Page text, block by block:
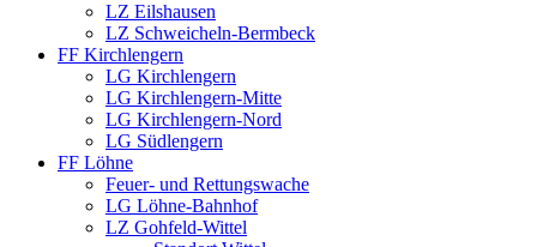
LZ Eilshausen
LZ Schweicheln-Bermbeck
FF Kirchlengern
LG Kirchlengern
LG Kirchlengern-Mitte
LG Kirchlengern-Nord
LG Südlengern
FF Löhne
Feuer- und Rettungswache
LG Löhne-Bahnhof
LZ Gohfeld-Wittel